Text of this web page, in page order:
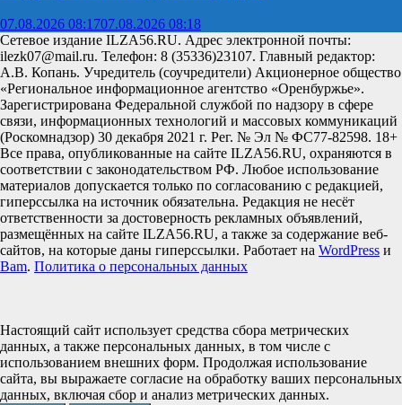
07.08.2026 08:1707.08.2026 08:18
Сетевое издание ILZA56.RU. Адрес электронной почты:
ilezk07@mail.ru. Телефон: 8 (35336)23107. Главный редактор:
А.В. Копань. Учредитель (соучредители) Акционерное общество
«Региональное информационное агентство «Оренбуржье».
Зарегистрирована Федеральной службой по надзору в сфере
связи, информационных технологий и массовых коммуникаций
(Роскомнадзор) 30 декабря 2021 г. Рег. № Эл № ФС77-82598. 18+
Все права, опубликованные на сайте ILZA56.RU, охраняются в
соответствии с законодательством РФ. Любое использование
материалов допускается только по согласованию с редакцией,
гиперссылка на источник обязательна. Редакция не несёт
ответственности за достоверность рекламных объявлений,
размещённых на сайте ILZA56.RU, а также за содержание веб-
сайтов, на которые даны гиперссылки. Работает на WordPress и
Bam. Политика о персональных данных
Настоящий сайт использует средства сбора метрических
данных, а также персональных данных, в том числе с
использованием внешних форм. Продолжая использование
сайта, вы выражаете согласие на обработку ваших персональных
данных, включая сбор и анализ метрических данных.